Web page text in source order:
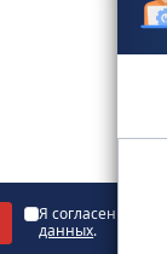
Я согласен с
данных.